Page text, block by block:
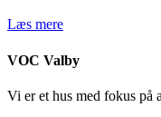
Læs mere
VOC Valby
Vi er et hus med fokus på